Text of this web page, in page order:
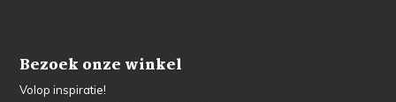
Bezoek onze winkel
Volop inspiratie!